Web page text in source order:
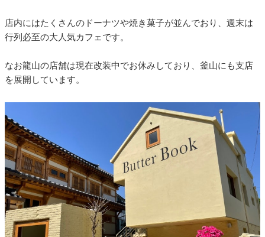
店内にはたくさんのドーナツや焼き菓子が並んでおり、週末は
行列必至の大人気カフェです。
なお龍山の店舗は現在改装中でお休みしており、釜山にも支店
を展開しています。